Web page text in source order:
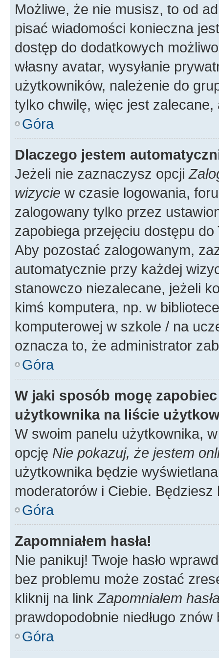
Możliwe, że nie musisz, to od
pisać wiadomości konieczna
dostęp do dodatkowych
własny avatar, wysyłanie
użytkowników, należenie do
tylko chwilę, więc jest zalecane,
Góra
Dlaczego jestem
Jeżeli nie zaznaczysz opcji
wizycie w czasie logowania,
zalogowany tylko przez
zapobiega przejęciu dostępu
Aby pozostać zalogowanym,
automatycznie przy każdej
stanowczo niezalecane, jeżeli
kimś komputera, np. w
komputerowej w szkole / na
oznacza to, że administrator
Góra
W jaki sposób mogę
użytkownika na liście
W swoim panelu użytkownika,
opcję Nie pokazuj, że jestem
użytkownika będzie
moderatorów i Ciebie.
Góra
Zapomniałem hasła!
Nie panikuj! Twoje hasło
bez problemu może zostać
kliknij na link Zapomniałem
prawdopodobnie niedługo
Góra